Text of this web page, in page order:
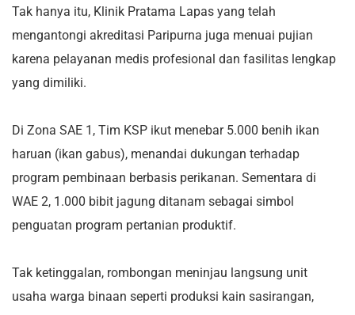
Tak hanya itu, Klinik Pratama Lapas yang telah
mengantongi akreditasi Paripurna juga menuai pujian
karena pelayanan medis profesional dan fasilitas lengkap
yang dimiliki.
Di Zona SAE 1, Tim KSP ikut menebar 5.000 benih ikan
haruan (ikan gabus), menandai dukungan terhadap
program pembinaan berbasis perikanan. Sementara di
WAE 2, 1.000 bibit jagung ditanam sebagai simbol
penguatan program pertanian produktif.
Tak ketinggalan, rombongan meninjau langsung unit
usaha warga binaan seperti produksi kain sasirangan,